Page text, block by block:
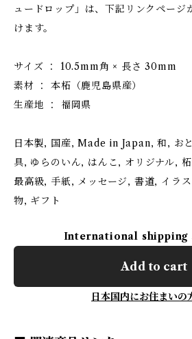
ュードロップ」は、下記リンクページ
けます。
サイズ ： 10.5mm角 × 長さ 30mm
素材 ： 本柘（鹿児島県産）
生産地 ： 福岡県
日本製, 国産, Made in Japan, 和, お
具, ゆらのいん, はんこ, オリジナル,
最高級, 手紙, メッセージ, 書道, イラ
物, ギフト
International shipping
Add to cart
日本国内にお住まいの